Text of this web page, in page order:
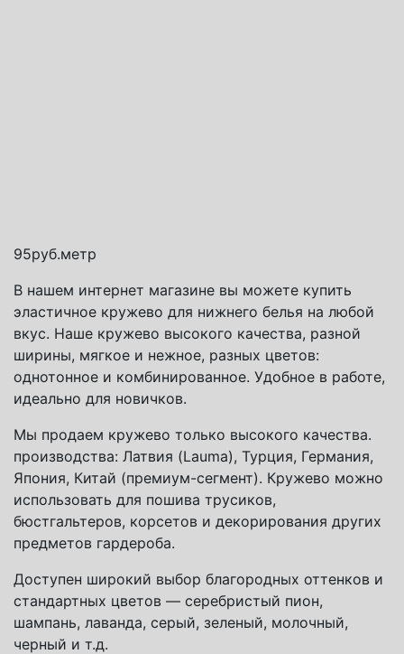
95руб.метр
В нашем интернет магазине вы можете купить
эластичное кружево для нижнего белья на любой
вкус. Наше кружево высокого качества, разной
ширины, мягкое и нежное, разных цветов:
однотонное и комбинированное. Удобное в работе,
идеально для новичков.
Мы продаем кружево только высокого качества.
производства: Латвия (Lauma), Турция, Германия,
Япония, Китай (премиум-сегмент). Кружево можно
использовать для пошива трусиков,
бюстгальтеров, корсетов и декорирования других
предметов гардероба.
Доступен широкий выбор благородных оттенков и
стандартных цветов — серебристый пион,
шампань, лаванда, серый, зеленый, молочный,
черный и т.д.